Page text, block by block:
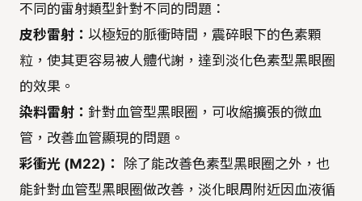
不同的雷射類型針對不同的問題：
皮秒雷射： 以極短的脈衝時間，震碎眼下的色素顆
粒，使其更容易被人體代謝，達到淡化色素型黑眼圈
的效果。
染料雷射： 針對血管型黑眼圈，可收縮擴張的微血
管，改善血管顯現的問題。
彩衝光 (M22)：
除了能改善色素型黑眼圈之外，也
能針對血管型黑眼圈做改善，淡化眼周附近因血液循